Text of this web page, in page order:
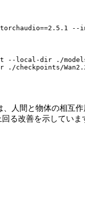
torchaudio==2.5.1 --
--local-dir
./
./checkpoints/
、人間と物体の相
る改善を示していま